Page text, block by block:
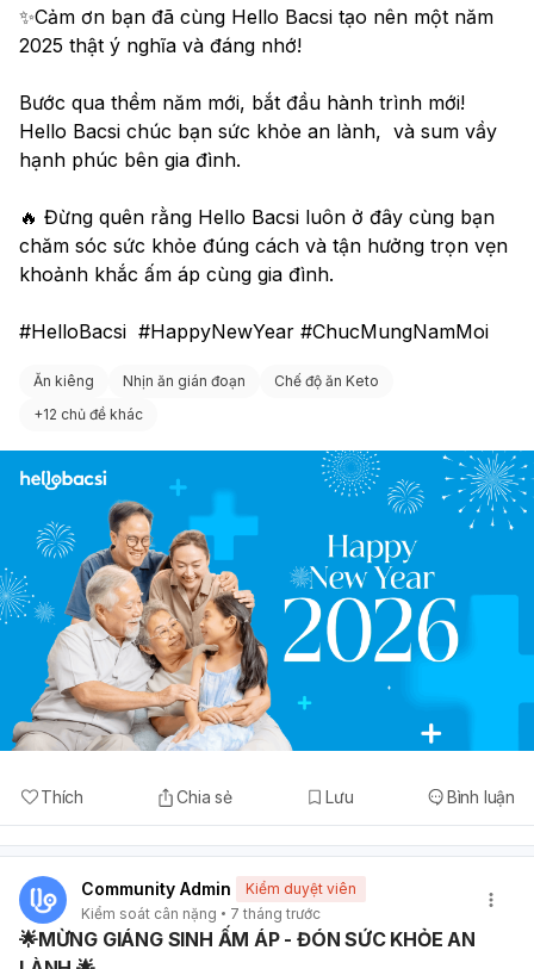
✨Cảm ơn bạn đã cùng Hello Bacsi tạo nên một năm
2025 thật ý nghĩa và đáng nhớ!
Bước qua thềm năm mới, bắt đầu hành trình mới!
Hello Bacsi chúc bạn sức khỏe an lành,  và sum vầy
hạnh phúc bên gia đình.
🔥 Đừng quên rằng Hello Bacsi luôn ở đây cùng bạn
chăm sóc sức khỏe đúng cách và tận hưởng trọn vẹn
khoảnh khắc ấm áp cùng gia đình.
#HelloBacsi  #HappyNewYear #ChucMungNamMoi
Ăn kiêng Nhịn ăn gián đoạn
Chế độ ăn Keto
+12 chủ đề khác
Thích Chia sẻ Lưu Bình luận
Community Admin
Kiểm duyệt viên
Kiểm soát cân nặng
7 tháng trước
🌟MỪNG GIÁNG SINH ẤM ÁP - ĐÓN SỨC KHỎE AN